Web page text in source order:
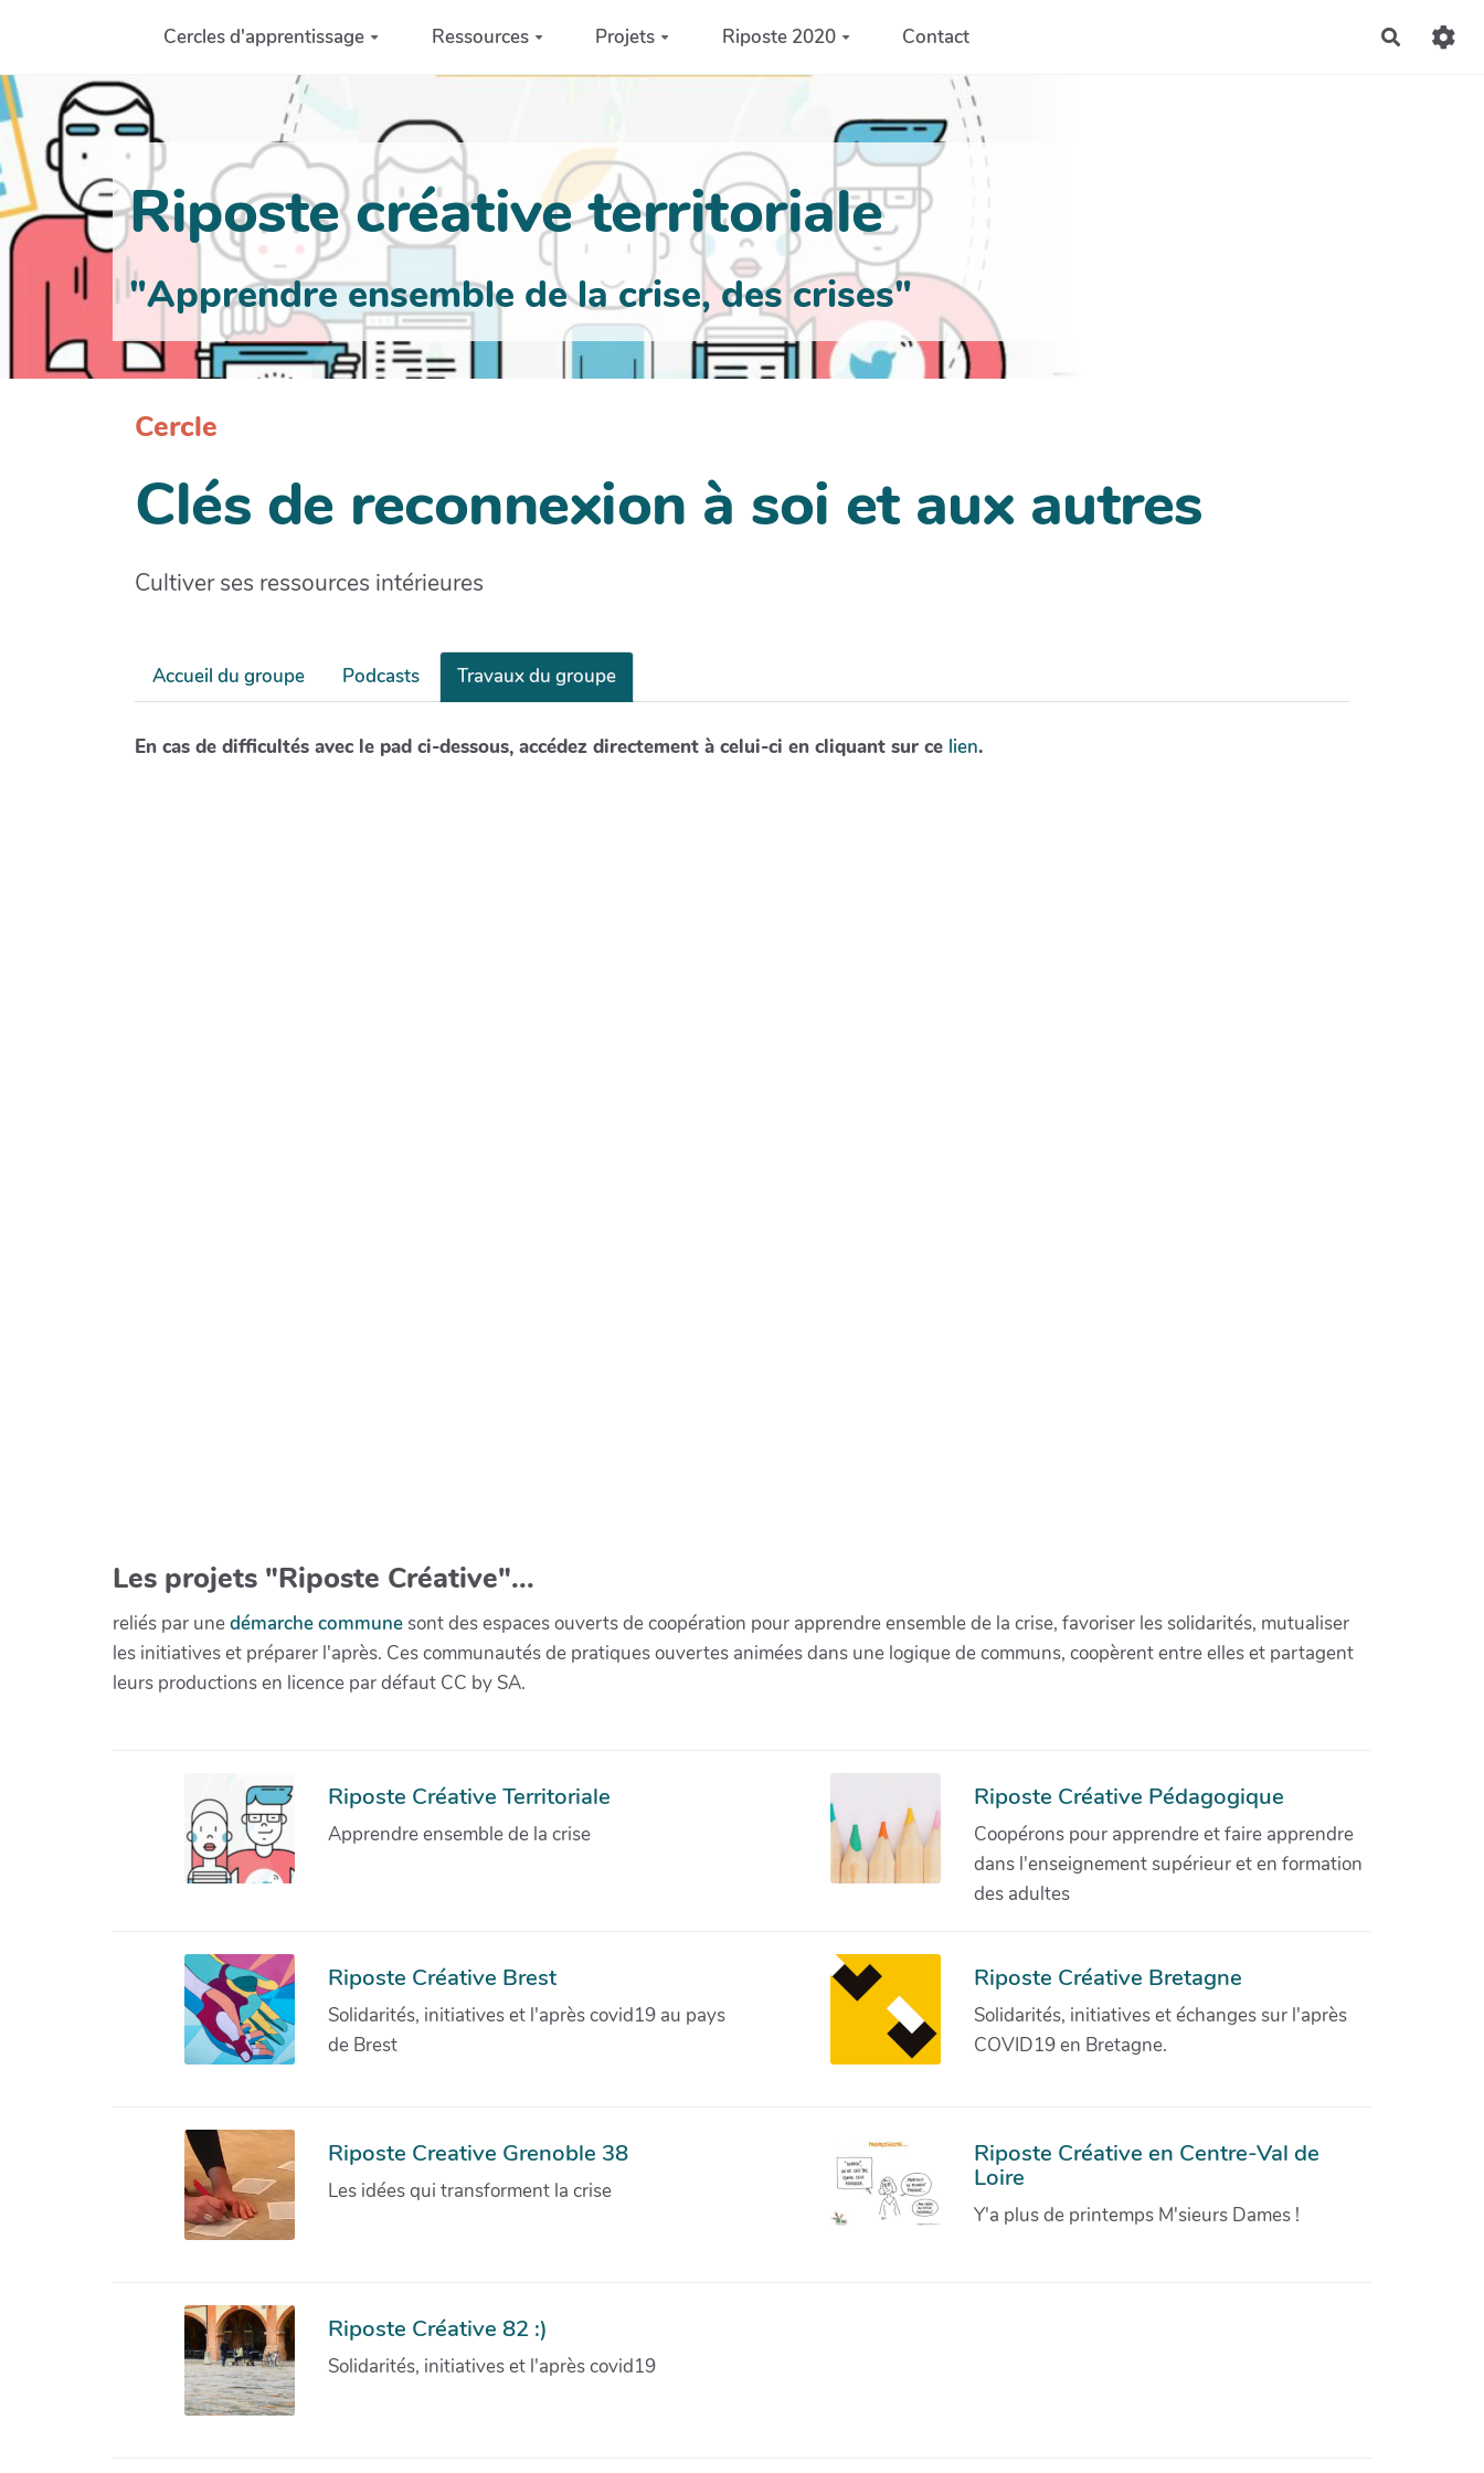
Aller au contenu principalCercles d'apprentissage Ressources Projets Riposte 2020 Contact
Riposte créative territoriale
"Apprendre ensemble de la crise, des crises"
Cercle
Clés de reconnexion à soi et aux autres
Cultiver ses ressources intérieures
Accueil du groupe Podcasts Travaux du groupe
En cas de difficultés avec le pad ci-dessous, accédez directement à celui-ci en cliquant sur ce lien.
Les projets "Riposte Créative"...
reliés par unedémarche communesont des espaces ouverts de coopération pour apprendre ensemble de la crise, favoriser les solidarités, mutualiser
les initiatives et préparer l'après. Ces communautés de pratiques ouvertes animées dans une logique de communs, coopèrent entre elles et partagent
leurs productions en licence par défaut CC by SA.
Riposte Créative Territoriale
Apprendre ensemble de la crise
Riposte Créative Pédagogique
Coopérons pour apprendre et faire apprendre
dans l'enseignement supérieur et en formation
des adultes
Riposte Créative Brest
Solidarités, initiatives et l'après covid19 au pays
de Brest
Riposte Créative Bretagne
Solidarités, initiatives et échanges sur l'après
COVID19 en Bretagne.
Riposte Creative Grenoble 38
Les idées qui transforment la crise
Riposte Créative en Centre-Val de
Loire
Y'a plus de printemps M'sieurs Dames !
Riposte Créative 82 :)
Solidarités, initiatives et l'après covid19